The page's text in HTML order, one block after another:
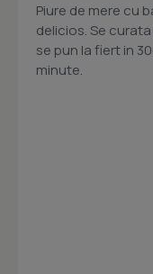
Piure de mere cu
delicios. Se
se pun la fiert in
minute.